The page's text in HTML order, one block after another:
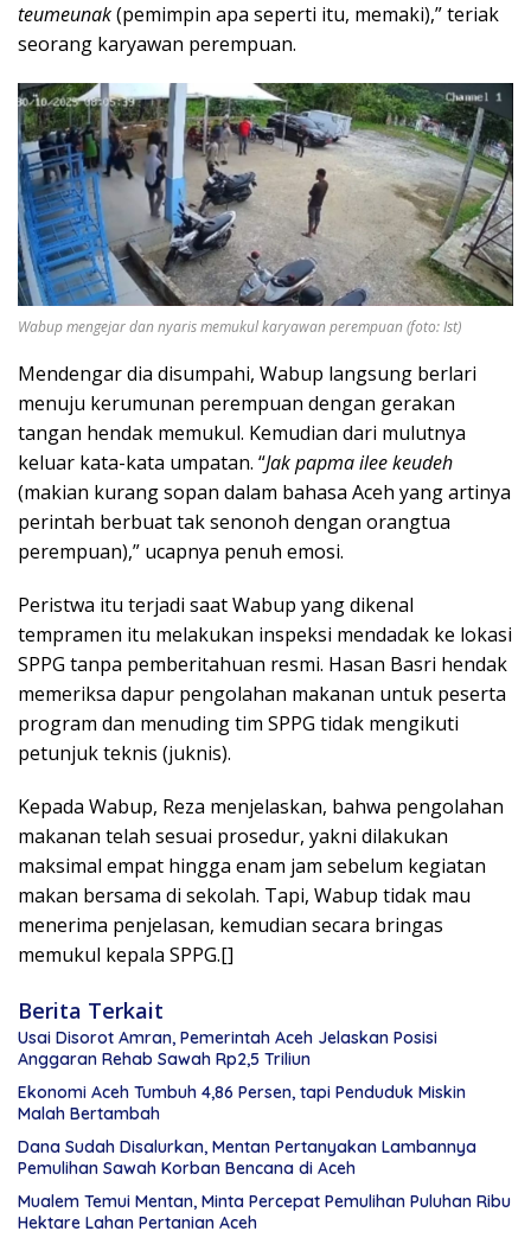
teumeunak(pemimpin apa seperti itu, memaki),” teriak
seorang karyawan perempuan.
Wabup mengejar dan nyaris memukulkaryawan perempuan (foto: Ist)
Mendengar dia disumpahi, Wabup langsung berlari
menuju kerumunan perempuan dengan gerakan
tangan hendak memukul. Kemudian dari mulutnya
keluar kata-kata umpatan. “Jak papma ilee keudeh
(makian kurang sopan dalam bahasa Aceh yang artinya
perintah berbuat tak senonoh dengan orangtua
perempuan),” ucapnya penuh emosi.
Peristwa itu terjadi saat Wabup yang dikenal
tempramen itu melakukan inspeksi mendadak ke lokasi
SPPG tanpa pemberitahuan resmi. Hasan Basri hendak
memeriksa dapur pengolahan makanan untuk peserta
program dan menuding tim SPPG tidak mengikuti
petunjuk teknis (juknis).
Kepada Wabup, Reza menjelaskan, bahwa pengolahan
makanan telah sesuai prosedur, yakni dilakukan
maksimal empat hingga enam jam sebelum kegiatan
makan bersama di sekolah. Tapi, Wabup tidak mau
menerima penjelasan, kemudian secara bringas
memukul kepala SPPG.[]
Berita Terkait
Usai Disorot Amran, Pemerintah Aceh Jelaskan Posisi
Anggaran Rehab Sawah Rp2,5 Triliun
Ekonomi Aceh Tumbuh 4,86 Persen, tapi Penduduk Miskin
Malah Bertambah
Dana Sudah Disalurkan, Mentan Pertanyakan Lambannya
Pemulihan Sawah Korban Bencana di Aceh
Mualem Temui Mentan, Minta Percepat Pemulihan Puluhan Ribu
Hektare Lahan Pertanian Aceh